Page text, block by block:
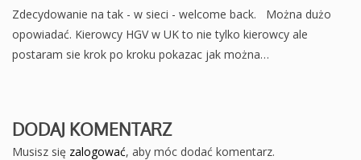
Zdecydowanie na tak - w sieci - welcome back. Można dużo
opowiadać. Kierowcy HGV w UK to nie tylko kierowcy ale
postaram sie krok po kroku pokazac jak można…
DODAJ KOMENTARZ
Musisz się zalogować, aby móc dodać komentarz.